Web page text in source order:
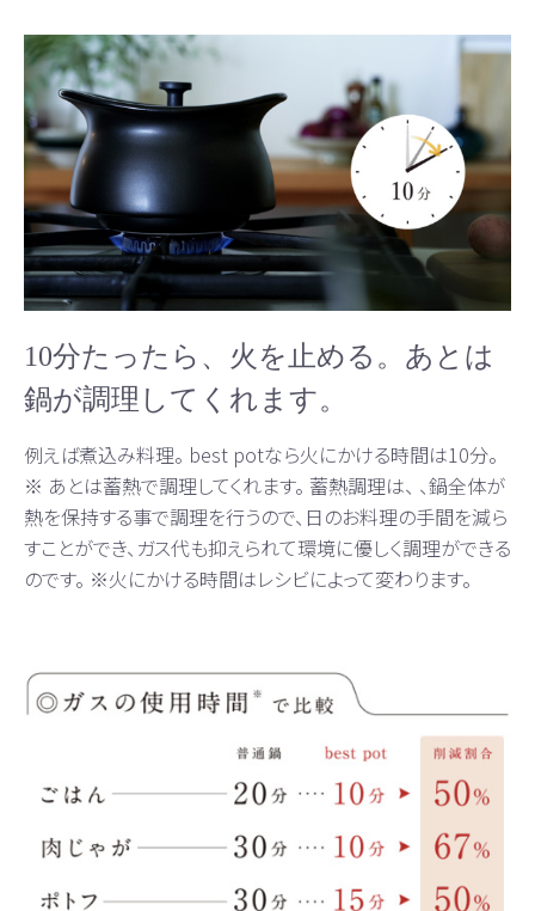
10分たったら、火を止める。あとは
鍋が調理してくれます。
例えば煮込み料理。 best potなら火にかける時間は10分。
※ あとは蓄熱で調理してくれます。 蓄熱調理は、 、鍋全体が
熱を保持する事で調理を行うので、日のお料理の手間を減ら
すことができ、ガス代も抑えられて環境に優しく調理ができる
のです。 ※火にかける時間はレシビによって変わります。